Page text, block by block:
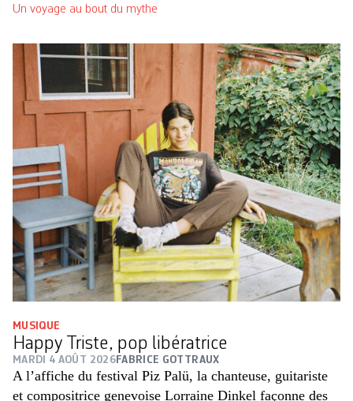
Un voyage au bout du mythe
MUSIQUE
Happy Triste, pop libératrice
MARDI 4 AOÛT 2026FABRICE GOTTRAUX
A l’affiche du festival Piz Palü, la chanteuse, guitariste
et compositrice genevoise Lorraine Dinkel façonne des